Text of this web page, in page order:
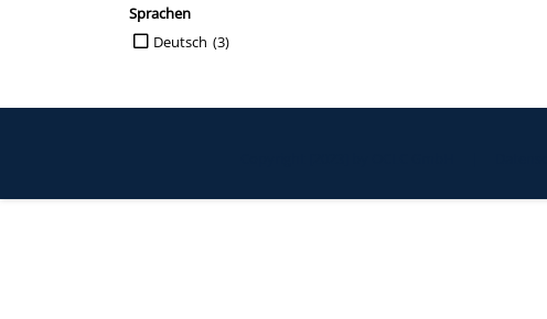
Sprachen
Suche auf Sprachen einschränken
(3)
Deutsch